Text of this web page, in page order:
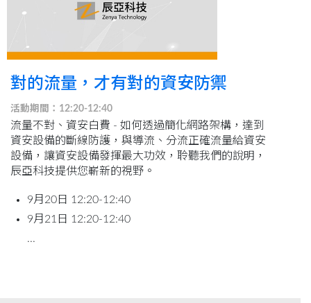
對的流量，才有對的資安防禦
活動期間：12:20-12:40
流量不對、資安白費 - 如何透過簡化網路架構，達到
資安設備的斷線防護，與導流、分流正確流量給資安
設備，讓資安設備發揮最大功效，聆聽我們的說明，
辰亞科技提供您嶄新的視野。
9月20日 12:20-12:40
9月21日 12:20-12:40
...